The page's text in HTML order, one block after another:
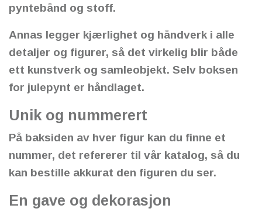
pyntebånd og stoff.
Annas legger kjærlighet og håndverk i alle
detaljer og figurer, så det virkelig blir både
ett kunstverk og samleobjekt. Selv boksen
for julepynt er håndlaget.
Unik og nummerert
På baksiden av hver figur kan du finne et
nummer, det refererer til vår katalog, så du
kan bestille akkurat den figuren du ser.
En gave og dekorasjon